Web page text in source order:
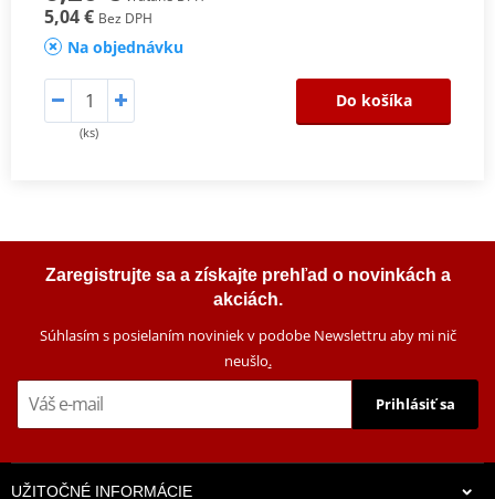
5,04 € Bez DPH
Na objednávku
(ks)
Do košíka
Zaregistrujte sa a získajte prehľad o novinkách a
akciách.
Súhlasím s posielaním noviniek v podobe Newslettru aby mi nič
neušlo.
Prihlásiť sa
UŽITOČNÉ INFORMÁCIE